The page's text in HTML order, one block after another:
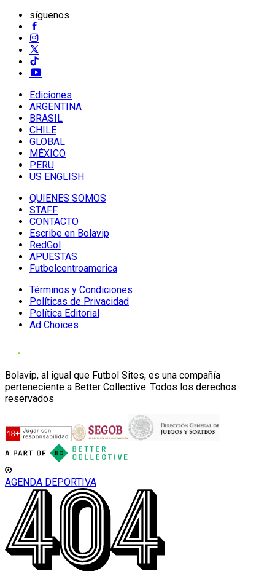
síguenos
Ediciones
ARGENTINA
BRASIL
CHILE
GLOBAL
MÉXICO
PERU
US ENGLISH
QUIENES SOMOS
STAFF
CONTACTO
Escribe en Bolavip
RedGol
APUESTAS
Futbolcentroamerica
Términos y Condiciones
Políticas de Privacidad
Política Editorial
Ad Choices
Bolavip, al igual que Futbol Sites, es una compañía
perteneciente a Better Collective. Todos los derechos
reservados
AGENDA DEPORTIVA